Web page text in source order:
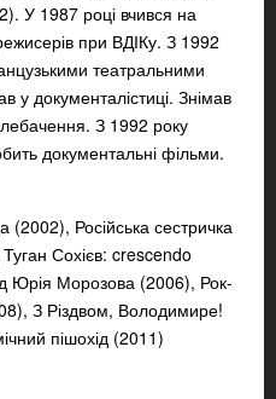
У 1987 році вчився на
при ВДІКу. З 1992
театральними
у документалістиці. Знімав
З 1992 року
документальні фільми.
Російська сестричка
Сохієв: crescendo
Юрія Морозова (2006), Рок-
З Різдвом, Володимире!
пішохід (2011)